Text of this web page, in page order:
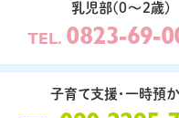
乳児部(0〜2歳)
TEL 0823-69-
子育て支援・一時預